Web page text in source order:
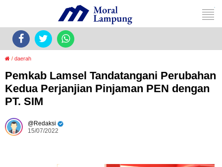
/ daerah
Pemkab Lamsel Tandatangani Perubahan
Kedua Perjanjian Pinjaman PEN dengan
PT. SIM
Redaksi
15/07/2022